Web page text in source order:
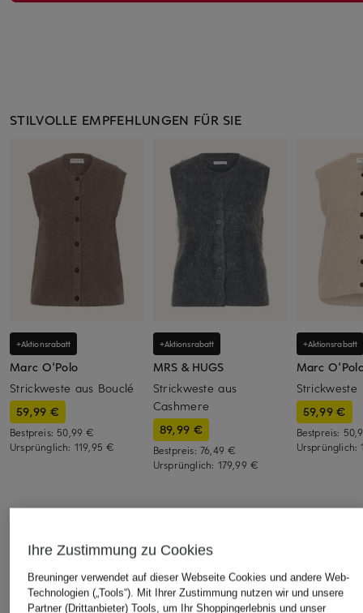
STILVOLLE EMPFEHLUNGEN FÜR SIE
+Aktionsrabatt
Marc O'Polo
Strickweste aus Bouclé
59,99 €
Bestpreis: 50,99 €
Ursprünglich: 119,95 €
+Aktionsrabatt
MRS & HUGS
Strickweste aus
Cashmere
89,99 €
Bestpreis: 76,49 €
Ursprünglich: 179,99 €
+Aktionsrabatt
Marc
Strickweste
59,99 €
Bestpreis:
Ursprünglich:
ÄHNLICHE ARTIKEL ENTDECKEN
Ihre Zustimmung zu Cookies
Breuninger verwendet auf dieser Webseite Cookies und andere Web-
Technologien („Tools“). Mit Ihrer Zustimmung nutzen wir und unsere
Partner (Drittanbieter) Tools, um Ihr Shoppingerlebnis und unser